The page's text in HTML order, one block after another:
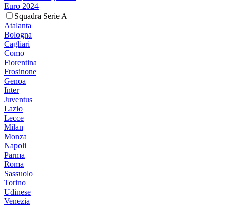
Euro 2024
Squadra Serie A
Atalanta
Bologna
Cagliari
Como
Fiorentina
Frosinone
Genoa
Inter
Juventus
Lazio
Lecce
Milan
Monza
Napoli
Parma
Roma
Sassuolo
Torino
Udinese
Venezia